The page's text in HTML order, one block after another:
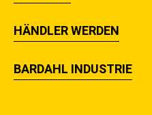
HÄNDLER WERDEN
BARDAHL INDUSTRIE